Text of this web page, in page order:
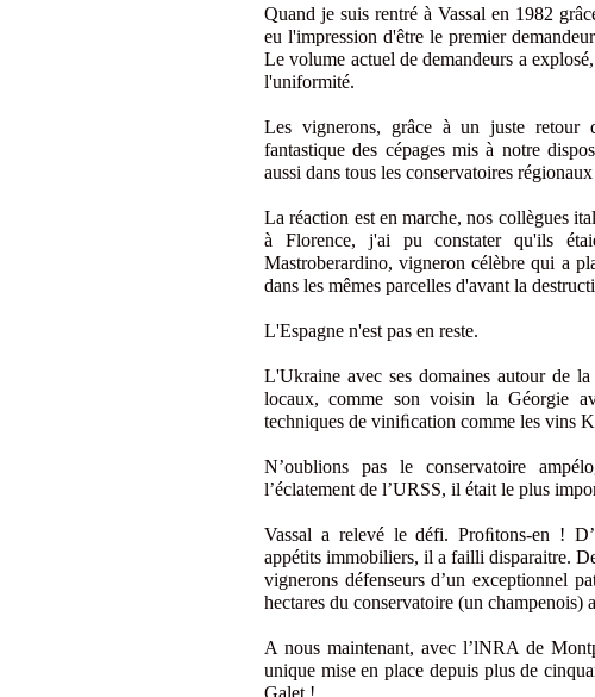
Quand je suis rentré à Vassal en 1982
eu l'impression d'être le premier
Le volume actuel de demandeurs a
l'uniformité.
Les vignerons, grâce à un juste retour
fantastique des cépages mis à notre
aussi dans tous les conservatoires
La réaction est en marche, nos collègues
à Florence, j'ai pu constater qu'ils
Mastroberardino, vigneron célèbre qui a
dans les mêmes parcelles d'avant la
L'Espagne n'est pas en reste.
L'Ukraine avec ses domaines autour de
locaux, comme son voisin la Géorgie
techniques de viniﬁcation comme les vins
N’oublions pas le conservatoire
l’éclatement de l’URSS, il était le plus
Vassal a relevé le défi. Proﬁtons-en !
appétits immobiliers, il a failli disparaitre.
vignerons défenseurs d’un exceptionnel
hectares du conservatoire (un champenois)
A nous maintenant, avec l’lNRA de
unique mise en place depuis plus de
Galet !